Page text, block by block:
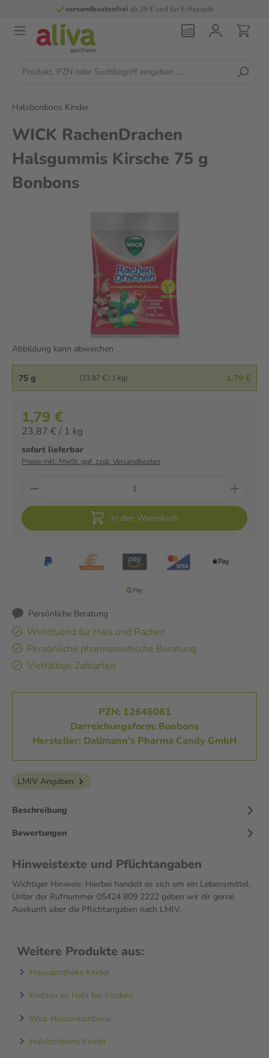
versandkostenfreiab 29 € und für E-Rezepte
Halsbonbons Kinder
WICK RachenDrachen
Halsgummis Kirsche 75 g
Bonbons
Abbildung kann abweichen
75 g (23,87 € / 1 kg) 1,79 €
1,79 €
23,87 € / 1 kg
sofort lieferbar
Preise inkl. MwSt. ggf. zzgl. Versandkosten
In den Warenkorb
Persönliche Beratung
Wohltuend für Hals und Rachen
Persönliche pharmazeutische Beratung
Vielfältige Zahlarten
PZN: 12646061
Darreichungsform: Bonbons
Hersteller: Dallmann's Pharma Candy GmbH
LMIV Angaben
Beschreibung
Bewertungen
Hinweistexte und Pflichtangaben
Wichtiger Hinweis: Hierbei handelt es sich um ein Lebensmittel.
Unter der Rufnummer 05424 809 2222 geben wir dir gerne
Auskunft über die Pflichtangaben nach LMIV.
Weitere Produkte aus:
Hausapotheke Kinder
Kratzen im Hals bei Kindern
Wick Hustenbonbons
Halsbonbons Kinder